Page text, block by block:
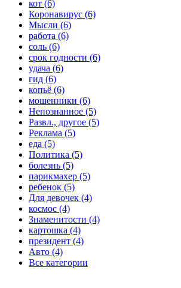
кот (6)
Коронавирус (6)
Мысли (6)
работа (6)
соль (6)
срок годности (6)
удача (6)
гид (6)
копьё (6)
мошенники (6)
Непознанное (5)
Развл., другое (5)
Реклама (5)
еда (5)
Политика (5)
болезнь (5)
парикмахер (5)
ребенок (5)
Для девочек (4)
космос (4)
Знаменитости (4)
картошка (4)
президент (4)
Авто (4)
Все категории